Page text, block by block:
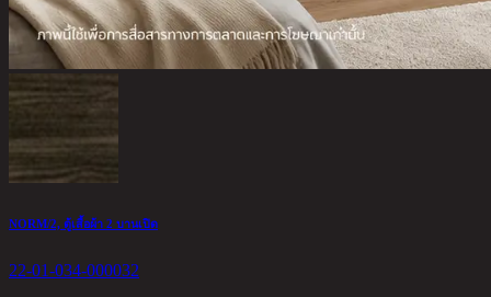
NORM/2, ตู้เสื้อผ้า 2 บานเปิด
22-01-034-000032